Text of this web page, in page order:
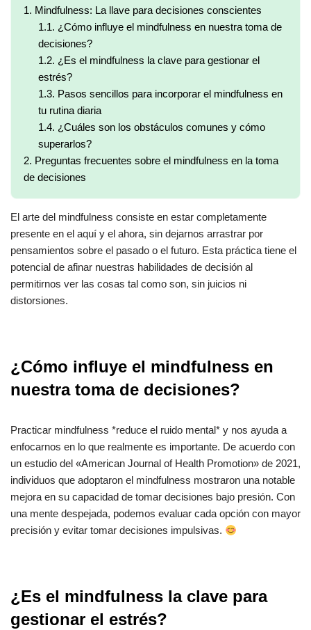
1. Mindfulness: La llave para decisiones conscientes
1.1. ¿Cómo influye el mindfulness en nuestra toma de
decisiones?
1.2. ¿Es el mindfulness la clave para gestionar el
estrés?
1.3. Pasos sencillos para incorporar el mindfulness en
tu rutina diaria
1.4. ¿Cuáles son los obstáculos comunes y cómo
superarlos?
2. Preguntas frecuentes sobre el mindfulness en la toma
de decisiones
El arte del mindfulness consiste en estar completamente
presente en el aquí y el ahora, sin dejarnos arrastrar por
pensamientos sobre el pasado o el futuro. Esta práctica tiene el
potencial de afinar nuestras habilidades de decisión al
permitirnos ver las cosas tal como son, sin juicios ni
distorsiones.
¿Cómo influye el mindfulness en
nuestra toma de decisiones?
Practicar mindfulness *reduce el ruido mental* y nos ayuda a
enfocarnos en lo que realmente es importante. De acuerdo con
un estudio del «American Journal of Health Promotion» de 2021,
individuos que adoptaron el mindfulness mostraron una notable
mejora en su capacidad de tomar decisiones bajo presión. Con
una mente despejada, podemos evaluar cada opción con mayor
precisión y evitar tomar decisiones impulsivas.
¿Es el mindfulness la clave para
gestionar el estrés?